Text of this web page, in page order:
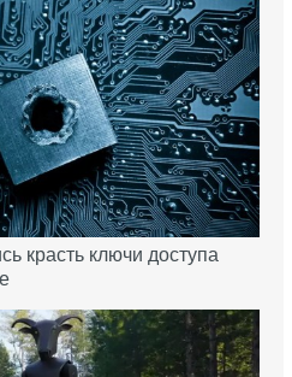
красть ключи доступа